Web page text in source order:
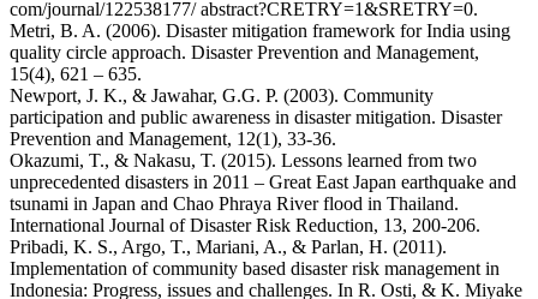
com/journal/122538177/ abstract?CRETRY=1&SRETRY=0.
Metri, B. A. (2006). Disaster mitigation framework for India using
quality circle approach. Disaster Prevention and Management,
15(4), 621 – 635.
Newport, J. K., & Jawahar, G.G. P. (2003). Community
participation and public awareness in disaster mitigation. Disaster
Prevention and Management, 12(1), 33-36.
Okazumi, T., & Nakasu, T. (2015). Lessons learned from two
unprecedented disasters in 2011 – Great East Japan earthquake and
tsunami in Japan and Chao Phraya River flood in Thailand.
International Journal of Disaster Risk Reduction, 13, 200-206.
Pribadi, K. S., Argo, T., Mariani, A., & Parlan, H. (2011).
Implementation of community based disaster risk management in
Indonesia: Progress, issues and challenges. In R. Osti, & K. Miyake